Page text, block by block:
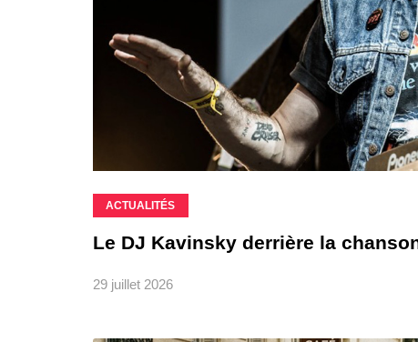
ACTUALITÉS
Le DJ Kavinsky derrière la
29 juillet 2026